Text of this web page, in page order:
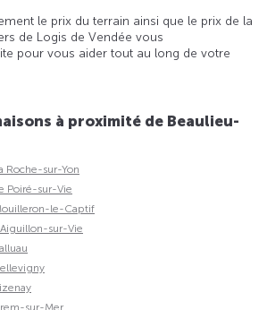
le prix du terrain ainsi que le prix de la
de Logis de Vendée vous
pour vous aider tout au long de votre
à proximité de Beaulieu-
Roche-sur-Yon
Poiré-sur-Vie
le-Captif
sur-Vie
sur-Mer